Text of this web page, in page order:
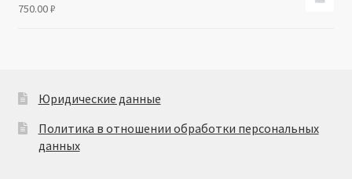
750.00₽
Юридические данные
Политика в отношении обработки персональных
данных